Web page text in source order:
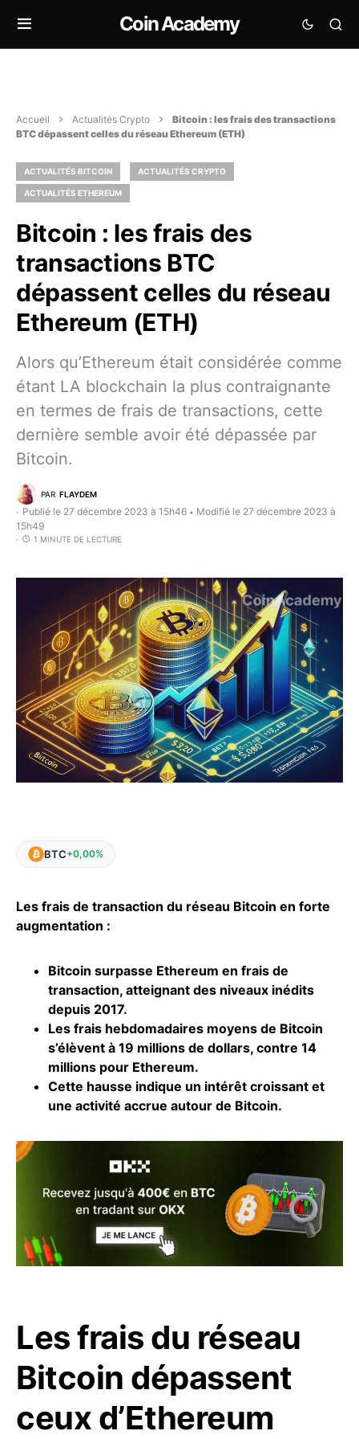
Coin Academy
Accueil Actualités Crypto
Bitcoin : les frais des transactions
BTC dépassent celles du réseau Ethereum (ETH)
ACTUALITÉS BITCOIN ACTUALITÉS CRYPTO
ACTUALITÉS ETHEREUM
Bitcoin : les frais des
transactions BTC
dépassent celles du réseau
Ethereum (ETH)
Alors qu’Ethereum était considérée comme
étant LA blockchain la plus contraignante
en termes de frais de transactions, cette
dernière semble avoir été dépassée par
Bitcoin.
PAR FLAYDEM
Publié le 27 décembre 2023 à 15h46 • Modifié le 27 décembre 2023 à
15h49
1 MINUTE DE LECTURE
BTC+0,00%
Les frais de transaction du réseau Bitcoin en forte
augmentation :
Bitcoin surpasse Ethereum en frais de
transaction, atteignant des niveaux inédits
depuis 2017.
Les frais hebdomadaires moyens de Bitcoin
s’élèvent à 19 millions de dollars, contre 14
millions pour Ethereum.
Cette hausse indique un intérêt croissant et
une activité accrue autour de Bitcoin.
Les frais du réseau
Bitcoin dépassent
ceux d’Ethereum